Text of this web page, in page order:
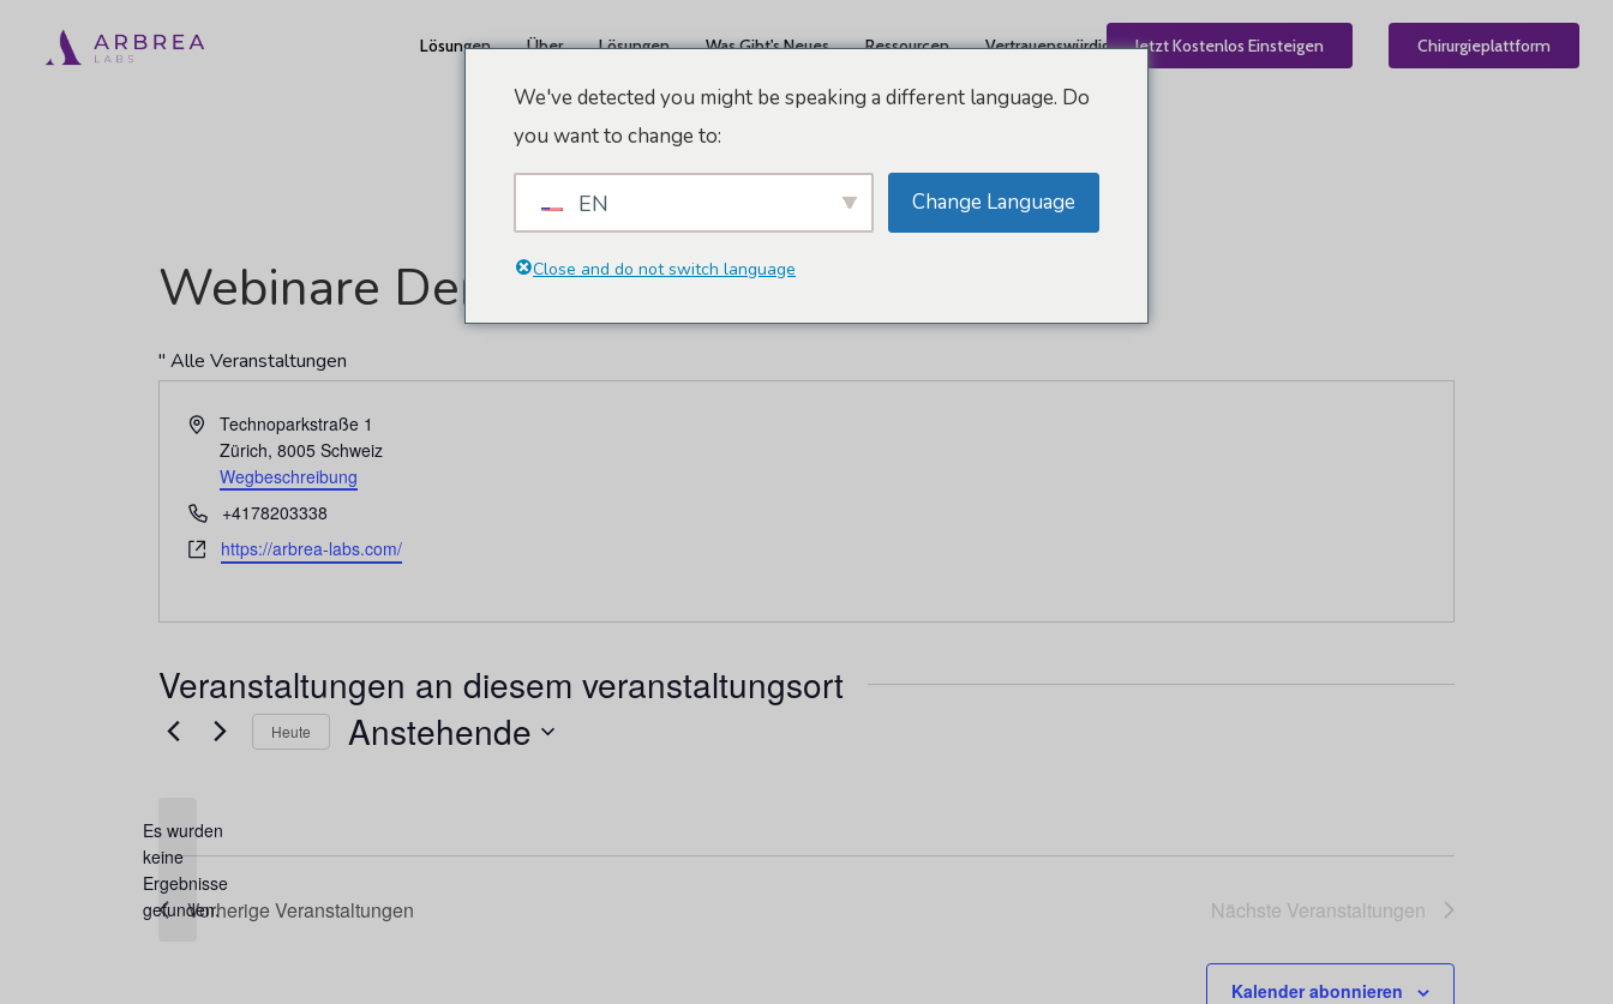
Hauptinhalt
Lösungen Über Lösungen Was Gibt's Neues Ressourcen Vertrauenswürdig DE
Jetzt Kostenlos Einsteigen Chirurgieplattform
Webinare Der Arbrea-Labore
" Alle Veranstaltungen
AdresseTechnoparkstraße 1
Zürich, 8005 Schweiz
Wegbeschreibung
Telefon+4178203338
Webseitehttps://arbrea-labs.com/
Veranstaltungen an diesem veranstaltungsort
Hinweis
Es wurden
keine
Ergebnisse
gefunden.
Heute Anstehende
Vorherige Veranstaltungen Nächste Veranstaltungen
Kalender abonnieren
We've detected you might be speaking a different language. Do
you want to change to:
EN Change Language
Close and do not switch language